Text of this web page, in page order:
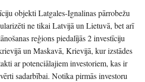
objekti Latgales-Ignalinas pārrobežu
ne tikai Latvijā un Lietuvā, bet arī
reģions piedalījās 2 investīciju
un Maskavā, Krievijā, kur izstādes
ar potenciālajiem investoriem, kas ir
sadarbībai. Notika pirmās investoru